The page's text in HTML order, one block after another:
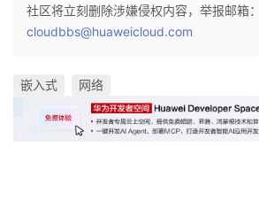
社区将立刻删除涉嫌侵权内容，举报邮箱：
cloudbbs@huaweicloud.com
嵌入式 网络